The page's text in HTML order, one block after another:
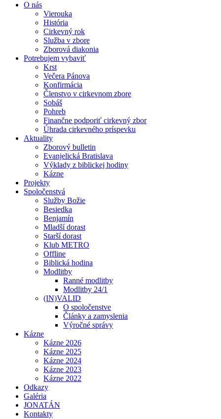
O nás
Vierouka
História
Cirkevný rok
Služba v zbore
Zborová diakonia
Potrebujem vybaviť
Krst
Večera Pánova
Konfirmácia
Členstvo v cirkevnom zbore
Sobáš
Pohreb
Finančne podporiť cirkevný zbor
Úhrada cirkevného príspevku
Aktuality
Zborový bulletin
Evanjelická Bratislava
Výklady z biblickej hodiny
Kázne
Projekty
Spoločenstvá
Služby Božie
Besiedka
Benjamín
Mladší dorast
Starší dorast
Klub METRO
Offline
Biblická hodina
Modlitby
Ranné modlitby
Modlitby 24/1
(IN)VALID
O spoločenstve
Články a zamyslenia
Výročné správy
Kázne
Kázne 2026
Kázne 2025
Kázne 2024
Kázne 2023
Kázne 2022
Odkazy
Galéria
JONATÁN
Kontakty